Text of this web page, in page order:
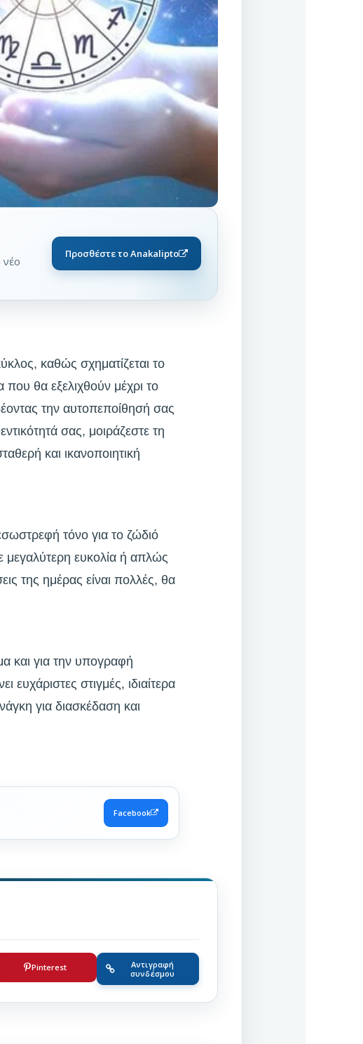
νέο
Προσθέστε το Anakalipto
καθώς σχηματίζεται το
θα εξελιχθούν μέχρι το
την αυτοπεποίθησή σας
σας, μοιράζεστε τη
και ικανοποιητική
τόνο για το ζώδιό
μεγαλύτερη ευκολία ή απλώς
της ημέρας είναι πολλές, θα
και για την υπογραφή
στιγμές, ιδιαίτερα
για διασκέδαση και
Facebook
Pinterest
Αντιγραφή
συνδέσμου